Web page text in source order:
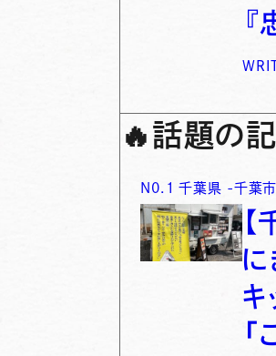
『
🔥 話題の
N0. 1 千葉県 -千葉
に
キ
「